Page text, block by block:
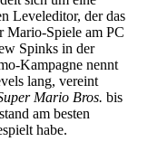
Leveleditor, der das
Mario-Spiele am PC
Spinks in der
Kampagne nennt
lang, vereint
Mario Bros. bis
am besten
habe.